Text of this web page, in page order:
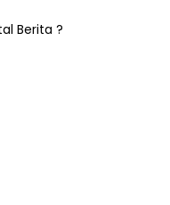
Berita ?